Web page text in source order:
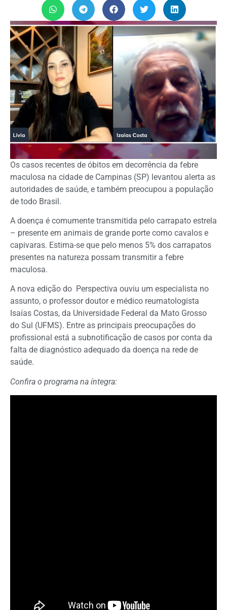
Os casos recentes de óbitos em decorrência da febre
maculosa na cidade de Campinas (SP) levantou alerta as
autoridades de saúde, e também preocupou a população
de todo Brasil.
A doença é comumente transmitida pelo carrapato estrela
– presente em animais de grande porte como cavalos e
capivaras. Estima-se que pelo menos 5% dos carrapatos
presentes na natureza possam transmitir a febre
maculosa.
A nova edição do Perspectiva ouviu um especialista no
assunto, o professor doutor e médico reumatologista
Isaías Costas, da Universidade Federal da Mato Grosso
do Sul (UFMS). Entre as principais preocupações do
profissional está a subnotificação de casos por conta da
falta de diagnóstico adequado da doença na rede de
saúde.
Confira o programa na íntegra: